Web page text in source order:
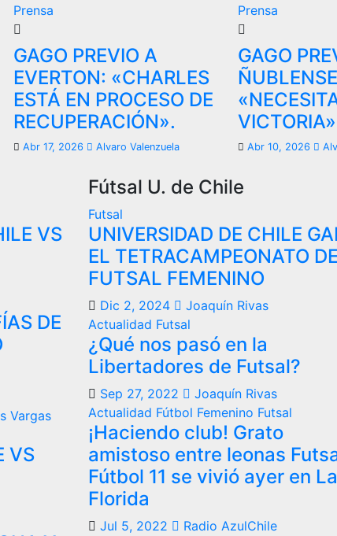
Prensa
GAGO PREVIO A
EVERTON: «CHARLES
ESTÁ EN PROCESO DE
RECUPERACIÓN».
Abr 17, 2026 Alvaro Valenzuela
Prensa
GAGO
Abr 10, 2026
VS
DE
Vargas
VS
Fútsal U. de Chile
Futsal
UNIVERSIDAD DE CHILE
EL TETRACAMPEONATO
FUTSAL FEMENINO
Dic 2, 2024
Joaquín Rivas
Actualidad Futsal
¿Qué nos pasó en la
Libertadores de Futsal?
Sep 27, 2022
Joaquín Rivas
Actualidad Fútbol Femenino Futsal
¡Haciendo club! Grato
amistoso entre leonas
Fútbol 11 se vivió ayer en La
Florida
Jul 5, 2022 Radio AzulChile